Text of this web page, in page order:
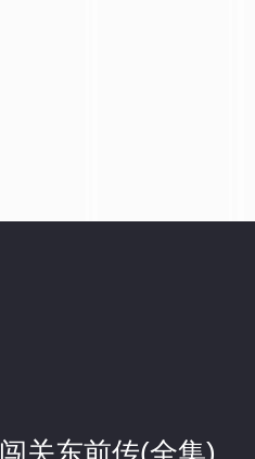
闯关东前传(全集)